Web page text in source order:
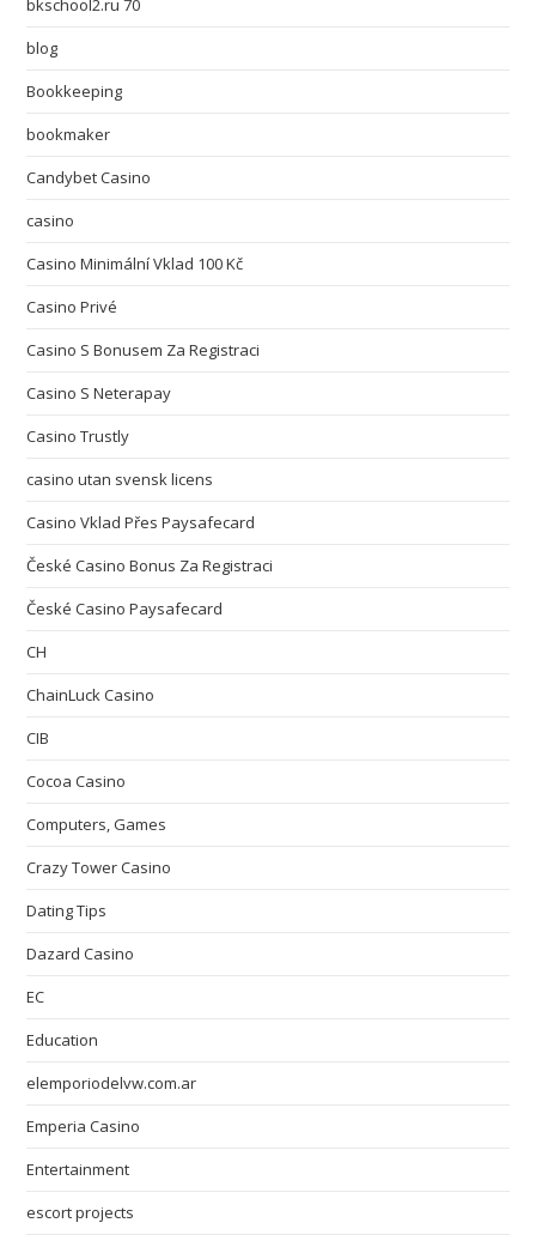
bkschool2.ru 70
blog
Bookkeeping
bookmaker
Candybet Casino
casino
Casino Minimální Vklad 100 Kč
Casino Privé
Casino S Bonusem Za Registraci
Casino S Neterapay
Casino Trustly
casino utan svensk licens
Casino Vklad Přes Paysafecard
České Casino Bonus Za Registraci
České Casino Paysafecard
CH
ChainLuck Casino
CIB
Cocoa Casino
Computers, Games
Crazy Tower Сasino
Dating Tips
Dazard Casino
EC
Education
elemporiodelvw.com.ar
Emperia Casino
Entertainment
escort projects